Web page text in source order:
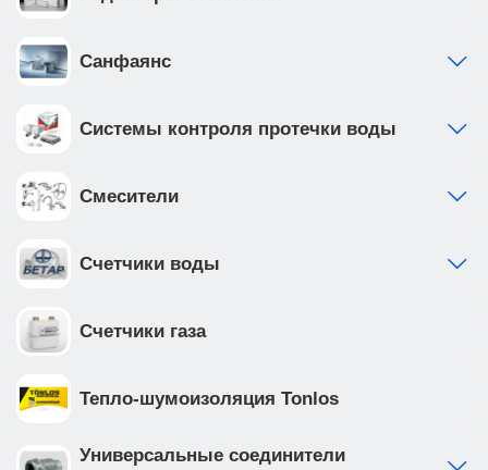
Санфаянс
Системы контроля протечки воды
Смесители
Счетчики воды
Счетчики газа
Тепло-шумоизоляция Tonlos
Универсальные соединители